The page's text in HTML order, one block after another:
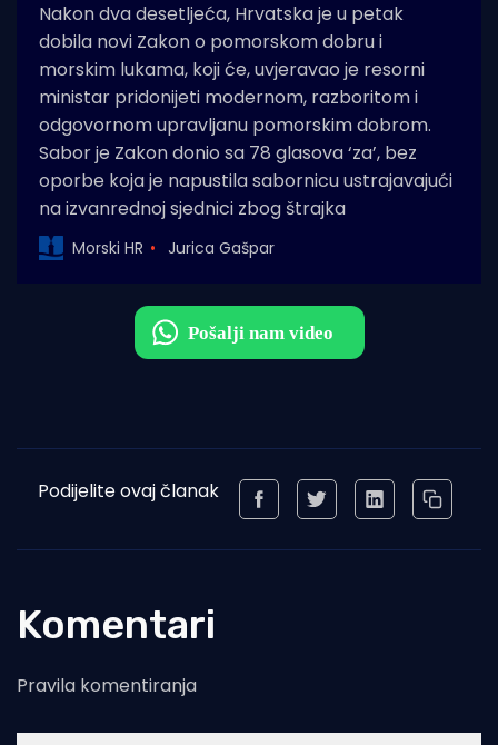
Nakon dva desetljeća, Hrvatska je u petak
dobila novi Zakon o pomorskom dobru i
morskim lukama, koji će, uvjeravao je resorni
ministar pridonijeti modernom, razboritom i
odgovornom upravljanu pomorskim dobrom.
Sabor je Zakon donio sa 78 glasova ‘za’, bez
oporbe koja je napustila sabornicu ustrajavajući
na izvanrednoj sjednici zbog štrajka
Morski HR Jurica Gašpar
Podijelite ovaj članak
Komentari
Pravila komentiranja